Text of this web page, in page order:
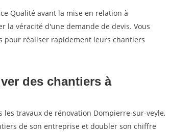
Qualité avant la mise en relation à
la véracité d'une demande de devis. Vous
pour réaliser rapidement leurs chantiers
des chantiers à
travaux de rénovation Dompierre-sur-veyle,
de son entreprise et doubler son chiffre